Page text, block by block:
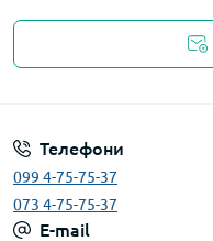
Телефони
099 4-75-75-37
073 4-75-75-37
E-mail